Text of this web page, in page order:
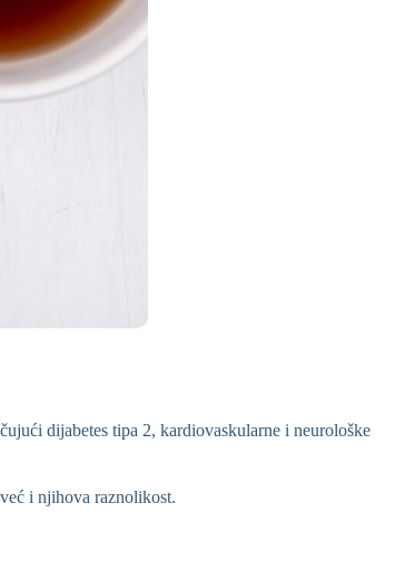
dijabetes tipa 2, kardiovaskularne i neurološke
i njihova raznolikost.